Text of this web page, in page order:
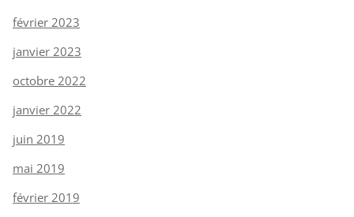
février 2023
janvier 2023
octobre 2022
janvier 2022
juin 2019
mai 2019
février 2019